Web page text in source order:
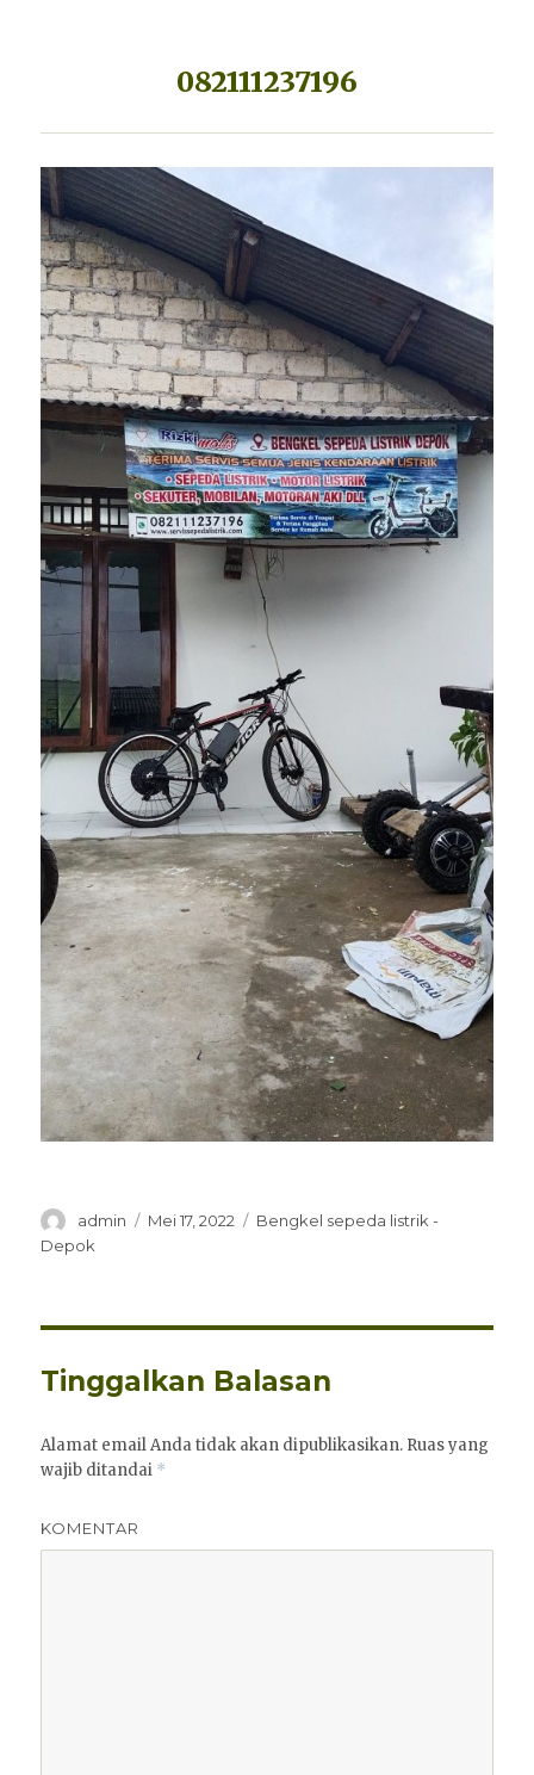
082111237196
Penulis
admin
Diposkan
Mei 17, 2022 Kategori
Bengkel sepeda listrik -
Depok
Tinggalkan Balasan
Alamat email Anda tidak akan dipublikasikan. Ruas yang
wajib ditandai *
KOMENTAR